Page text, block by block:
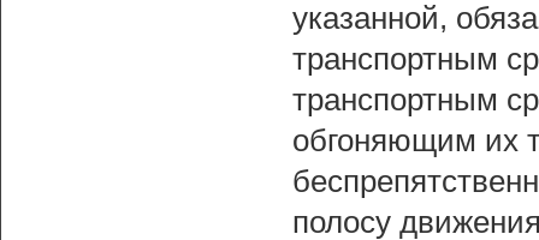
указанной,
транспортным
транспортным
обгоняющим их
полосу